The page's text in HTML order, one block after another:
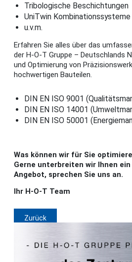
Tribologische Beschichtungen
UniTwin Kombinationssysteme
u.v.m.
Erfahren Sie alles über das
der H-O-T Gruppe – Deutschlands
und Optimierung von
hochwertigen Bauteilen.
DIN EN ISO 9001
DIN EN ISO 14001
DIN EN ISO 50001
Was können wir für Sie
Gerne unterbreiten wir Ihnen
Angebot, sprechen Sie uns an.
Ihr H-O-T Team
Zurück